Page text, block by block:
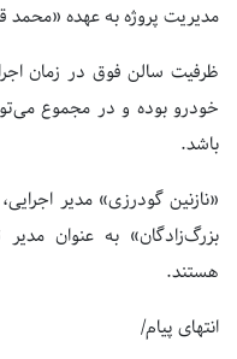
مدیریت پروژه به عهده
باشد.
«نازنین گودرزی» مدیر
بزرگ‌زادگان» به عنوان
هستند.
انتهای پیام/